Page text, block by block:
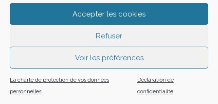
Accepter les cookies
Refuser
Voir les préférences
La charte de protection de vos données
personnelles
Déclaration de
confidentialité